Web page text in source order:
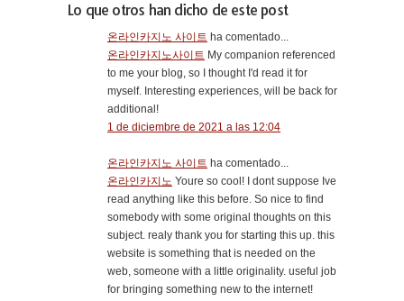
Lo que otros han dicho de este post
온라인카지노 사이트 ha comentado...
온라인카지노사이트 My companion referenced
to me your blog, so I thought I'd read it for
myself. Interesting experiences, will be back for
additional!
1 de diciembre de 2021 a las 12:04
온라인카지노 사이트 ha comentado...
온라인카지노 Youre so cool! I dont suppose Ive
read anything like this before. So nice to find
somebody with some original thoughts on this
subject. realy thank you for starting this up. this
website is something that is needed on the
web, someone with a little originality. useful job
for bringing something new to the internet!